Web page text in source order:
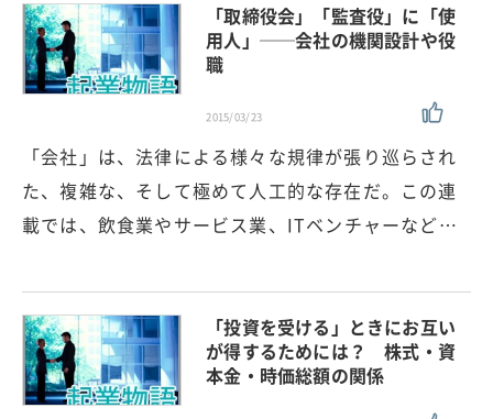
「取締役会」「監査役」に「使
用人」──会社の機関設計や役
職
2015/03/23
「会社」は、法律による様々な規律が張り巡らされ
た、複雑な、そして極めて人工的な存在だ。この連
載では、飲食業やサービス業、ITベンチャーなど…
「投資を受ける」ときにお互い
が得するためには？ 株式・資
本金・時価総額の関係